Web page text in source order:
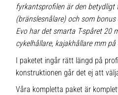
fyrkantsprofilen är den betydligt
(bränslesnålare) och som
Evo har det smarta T-spåret 20
cykelhållare, kajakhållare mm
I paketet ingår rätt längd på
konstruktionen går det ej att
Våra kompletta paket är